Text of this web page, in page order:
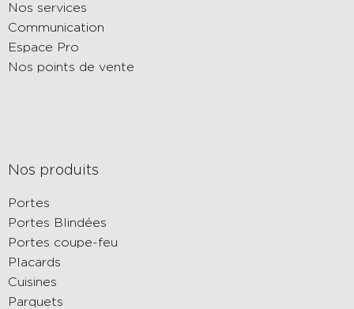
Nos services
Communication
Espace Pro
Nos points de vente
Nos produits
Portes
Portes Blindées
Portes coupe-feu
Placards
Cuisines
Parquets